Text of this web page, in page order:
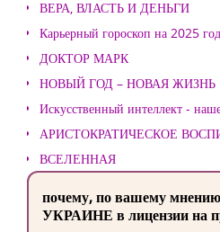
ВЕРА, ВЛАСТЬ И ДЕНЬГИ
Карьерный гороскоп на 2025 год
ДОКТОР МАРК
НОВЫЙ ГОД – НОВАЯ ЖИЗНЬ
Искусственный интеллект -
АРИСТОКРАТИЧЕСКОЕ
ВСЕЛЕННАЯ
почему, по вашему
УКРАИНЕ в лицензии на